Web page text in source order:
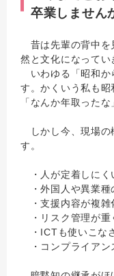
卒業しません
昔は先輩の背中を
然と文化になってい
いわゆる「昭和か
す。かくいう私も昭
「なんか年取った
しかし今、現場の
す。
・人が定着しにく
・外国人や異業種
・支援内容が複雑
・リスク管理が重
・ICTも使いこな
・コンプライアン